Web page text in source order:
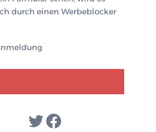
durch einen Werbeblocker
Twitter
Facebook